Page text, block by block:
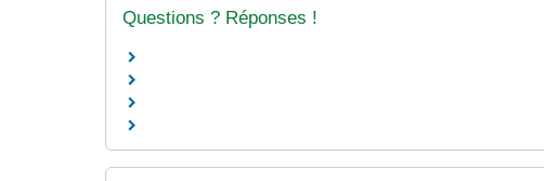
Questions ? Réponses !